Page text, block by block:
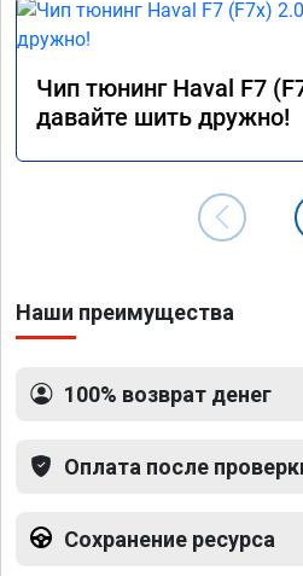
Чип тюнинг Haval F7
давайте шить дружно!
Наши преимущества
100% возврат денег
Оплата после
Сохранение ресурса